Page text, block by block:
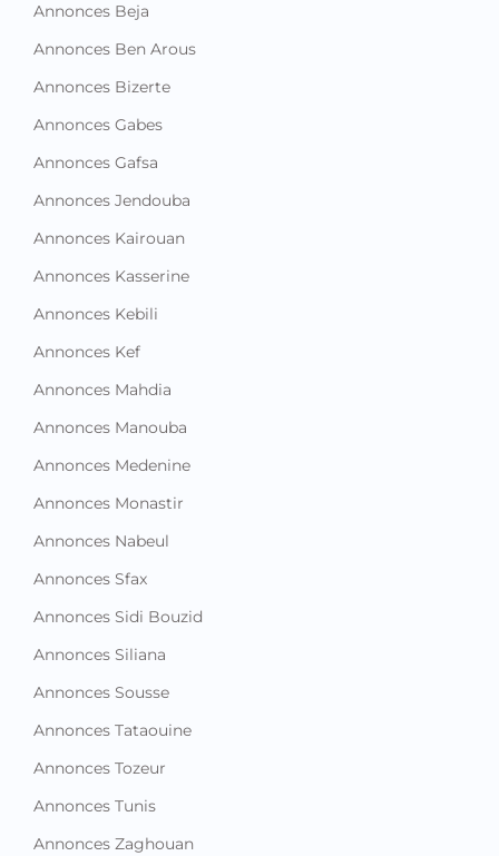
Annonces Beja
Annonces Ben Arous
Annonces Bizerte
Annonces Gabes
Annonces Gafsa
Annonces Jendouba
Annonces Kairouan
Annonces Kasserine
Annonces Kebili
Annonces Kef
Annonces Mahdia
Annonces Manouba
Annonces Medenine
Annonces Monastir
Annonces Nabeul
Annonces Sfax
Annonces Sidi Bouzid
Annonces Siliana
Annonces Sousse
Annonces Tataouine
Annonces Tozeur
Annonces Tunis
Annonces Zaghouan